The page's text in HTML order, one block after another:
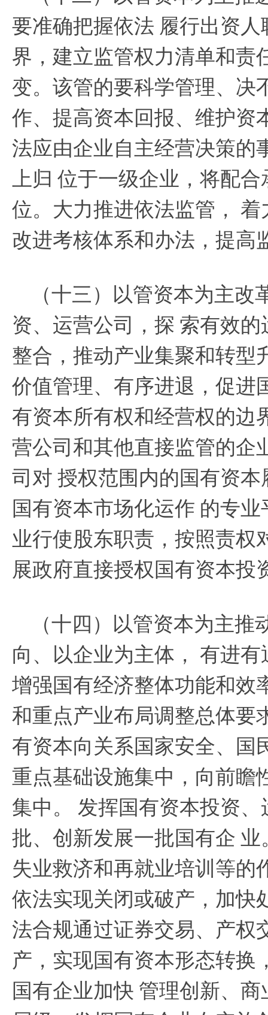
要准确把握依法 履行出资
界，建立监管权力清单和责
变。该管的要科学管理、决
作、提高资本回报、维护资
法应由企业自主经营决策的
上归 位于一级企业，将配
位。大力推进依法监管，
着
改进考核体系和办法，提高
（十三）以管资本为主
资、运营公司，探 索有效的
整合，推动产业集聚和转型
价值管理、有序进退，促进
有资本所有权和经营权的边
营公司和其他直接监管的企
司对 授权范围内的国有资
国有资本市场化运作 的专业
业行使股东职责，按照责权
展政府直接授权国有资本投
（十四）以管资本为主
向、以企业为主体，
有进有
增强国有经济整体功能和效
和重点产业布局调整总体要
有资本向关系国家安全、国
重点基础设施集中，向前瞻
集中。
发挥国有资本投资
批、创新发展一批国有企 业
失业救济和再就业培训等的
依法实现关闭或破产，加快
法合规通过证券交易、产权
产，实现国有资本形态转换
国有企业加快 管理创新、